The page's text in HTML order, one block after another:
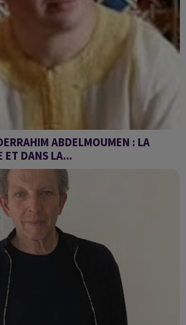
ABDELMOUMEN : LA
ET DANS LA...
la musique andalouse